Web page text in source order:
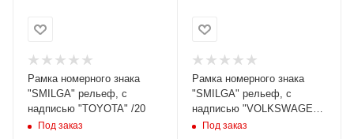
Рамка номерного знака
"SMILGA" рельеф, с
надписью "TOYOTA" /20
Под заказ
Рамка номерного знака
"SMILGA" рельеф, с
надписью "VOLKSWAGEN"
/20Под заказ